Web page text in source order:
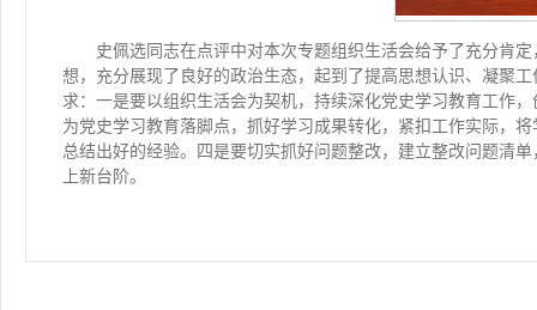
史佩选同志在点评中对本次专题组织生活会给予了充分肯
想，充分展现了良好的政治生态，起到了提高思想认识、凝聚
求：一是要以组织生活会为契机，持续深化党史学习教育工作
为党史学习教育落脚点，抓好学习成果转化，紧扣工作实际，
总结出好的经验。四是要切实抓好问题整改，建立整改问题清
上新台阶。